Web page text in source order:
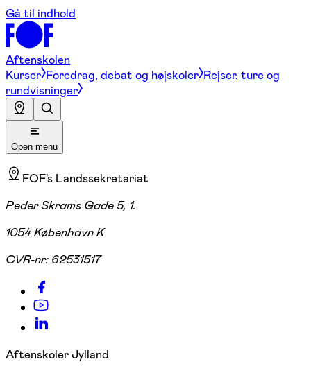
Gå til indhold
Aftenskolen
Kurser Foredrag, debat og højskoler Rejser, ture og
rundvisninger
Open menu
FOF's Landssekretariat
Peder Skrams Gade 5, 1.
1054 København K
CVR-nr: 62531517
Aftenskoler Jylland